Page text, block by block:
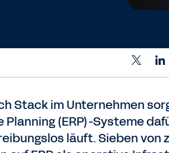
Stack im Unternehmen
(ERP)-Systeme
läuft. Sieben von